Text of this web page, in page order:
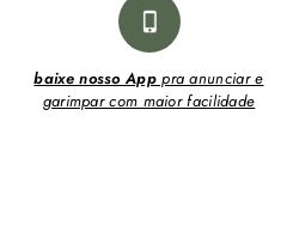
baixe nosso Apppra anunciar e
garimpar com maior facilidade